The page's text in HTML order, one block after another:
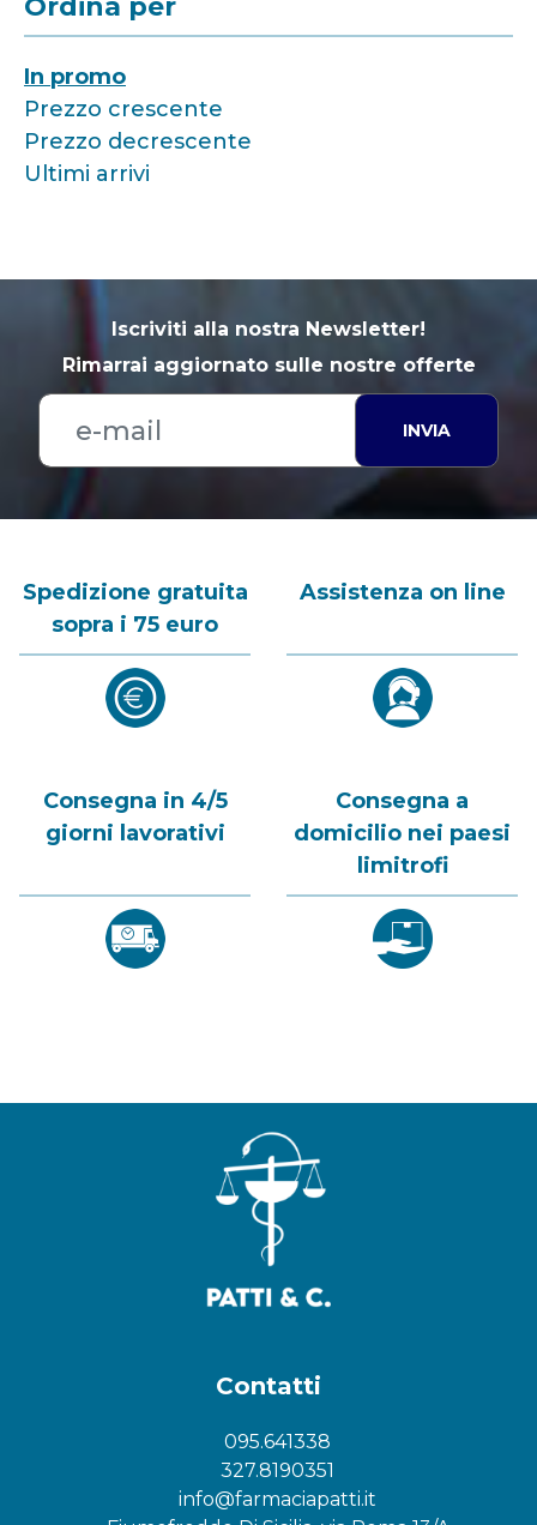
Ordina per
In promo
Prezzo crescente
Prezzo decrescente
Ultimi arrivi
Iscriviti alla nostra Newsletter!
Rimarrai aggiornato sulle nostre offerte
INVIA
Spedizione gratuita
sopra i 75 euro
Assistenza on line
Consegna in 4/5
giorni lavorativi
Consegna a
domicilio nei paesi
limitrofi
Contatti
095.641338
327.8190351
info@farmaciapatti.it